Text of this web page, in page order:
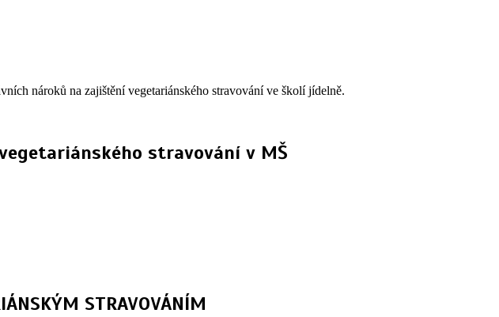
nároků na zajištění vegetariánského stravování ve školí jídelně.
stravování v MŠ
STRAVOVÁNÍM